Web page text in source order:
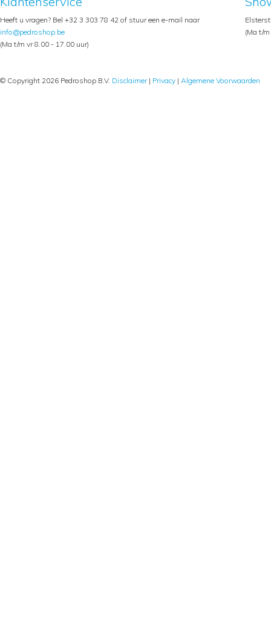
Heeft u vragen? Bel +32 3 303 78 42 of stuur een e-mail naar
info@pedroshop.be
(Ma t/m vr 8.00 - 17.00 uur)
(Ma t/
© Copyright 2026 Pedroshop B.V. Disclaimer| Privacy | Algemene Voorwaarden